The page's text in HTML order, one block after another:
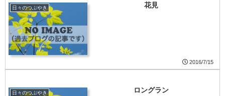
日々のつぶやき 花見
2016/7/15
日々のつぶやき ロングラン